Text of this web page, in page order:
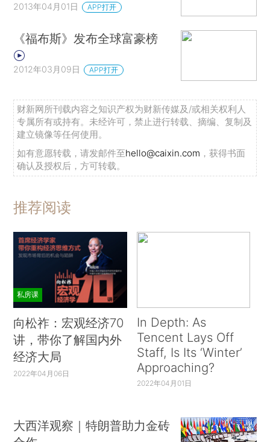
2013年04月01日 APP打开
《福布斯》发布全球富豪榜
2012年03月09日 APP打开
财新网所刊载内容之知识产权为财新传媒及/或相关权利人
专属所有或持有。未经许可，禁止进行转载、摘编、复制及
建立镜像等任何使用。
如有意愿转载，请发邮件至hello@caixin.com ，获得书面
确认及授权后，方可转载。
推荐阅读
私房课
向松祚：宏观经济70
讲，带你了解国内外
经济大局
2022年04月06日
In Depth: As
Tencent Lays Off
Staff, Is Its ‘Winter’
Approaching?
2022年04月01日
大西洋观察｜特朗普助力金砖